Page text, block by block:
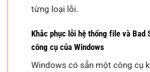
từng loại lỗi.
Khắc phục lỗi hệ thống file và Bad
công cụ của Windows
Windows có sẵn một công cụ